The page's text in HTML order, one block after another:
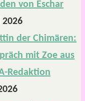
von Eschar
2026
der Chimären:
mit Zoe aus
Redaktion